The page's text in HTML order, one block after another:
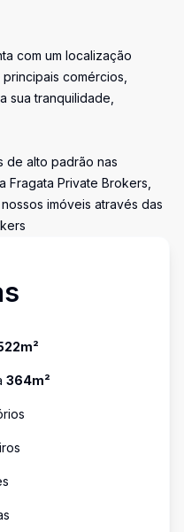
com um localização
comércios,
sua tranquilidade,
de alto padrão nas
Fragata Private Brokers,
imóveis através das
m²
364m²
s
s
s
s